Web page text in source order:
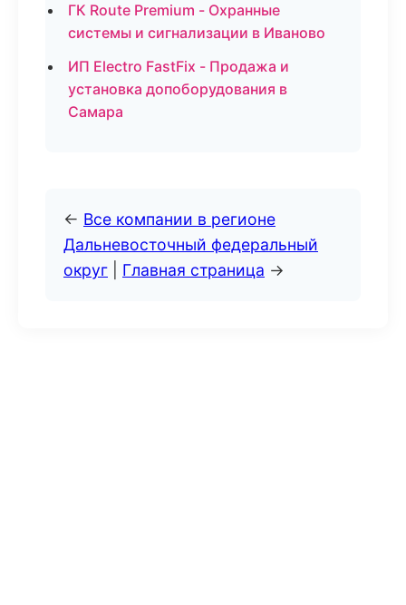
ГК Route Premium - Охранные
системы и сигнализации в Иваново
ИП Electro FastFix - Продажа и
установка допоборудования в
Самара
← Все компании в регионе
Дальневосточный федеральный
округ
Главная страница →